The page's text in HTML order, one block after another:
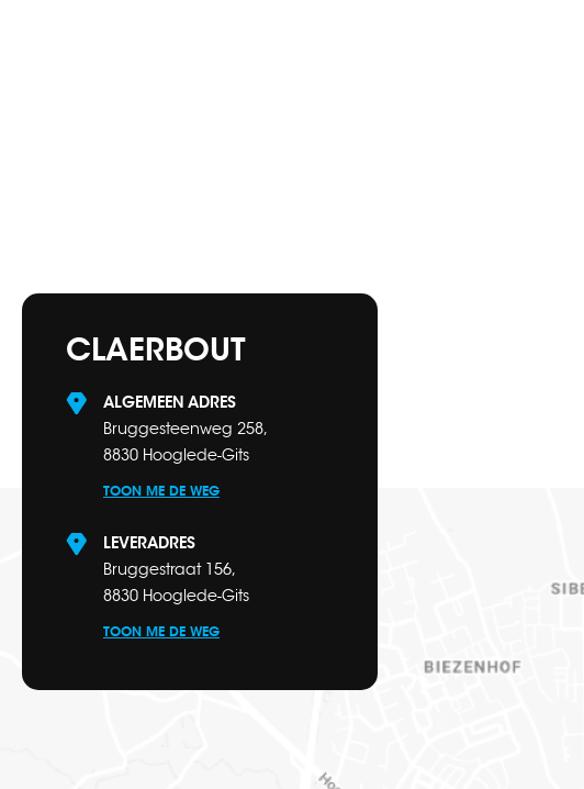
CLAERBOUT
ALGEMEEN ADRES
Bruggesteenweg 258,
8830 Hooglede-Gits
TOON ME DE WEG
LEVERADRES
Bruggestraat 156,
8830 Hooglede-Gits
TOON ME DE WEG